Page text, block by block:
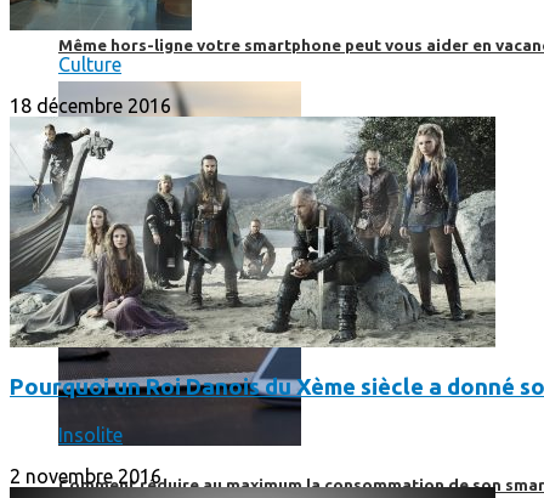
Même hors-ligne votre smartphone peut vous aider en
Comment réduire au maximum la consommation de son
Culture
18 décembre 2016
Pourquoi un Roi Danois du Xème siècle a donné
Insolite
2 novembre 2016